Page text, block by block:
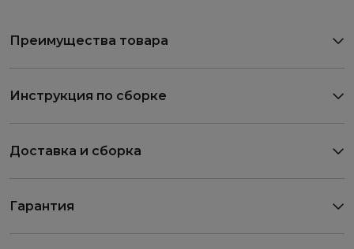
Преимущества товара
Инструкция по сборке
Доставка и сборка
Гарантия